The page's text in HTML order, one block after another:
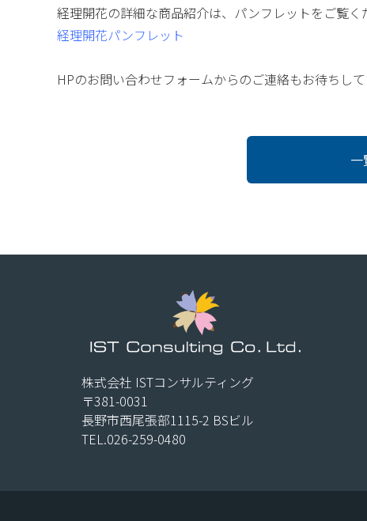
経理開花の詳細な商品紹介は、パンフレットをご覧く
経理開花パンフレット
HPのお問い合わせフォームからのご連絡もお待ちして
一
株式会社 ISTコンサルティング
〒381-0031
長野市西尾張部1115-2 BSビル
TEL.026-259-0480